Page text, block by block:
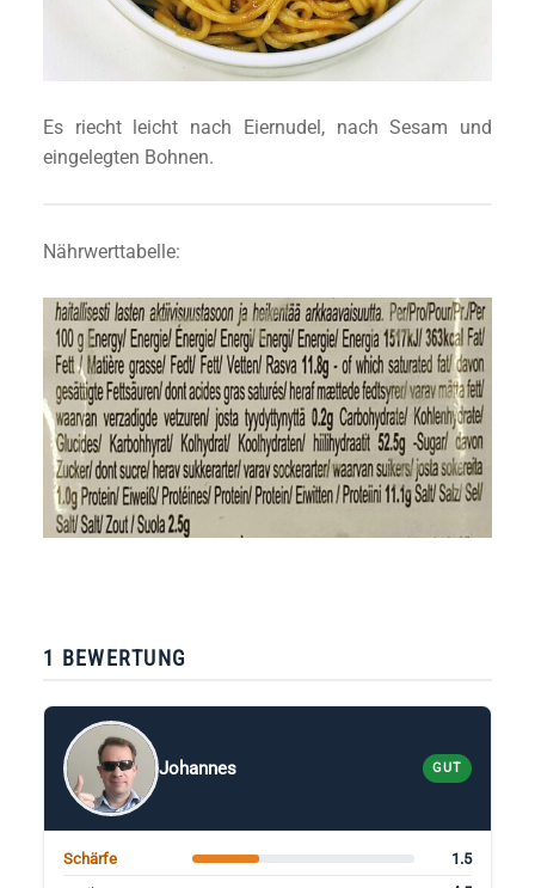
Es riecht leicht nach Eiernudel, nach Sesam und
eingelegten Bohnen.
Nährwerttabelle:
1 BEWERTUNG
Johannes GUT
Schärfe
1.5